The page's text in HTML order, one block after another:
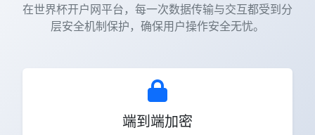
在世界杯开户网平台，每一次数据传输与交互都受到分
层安全机制保护，确保用户操作安全无忧。
端到端加密